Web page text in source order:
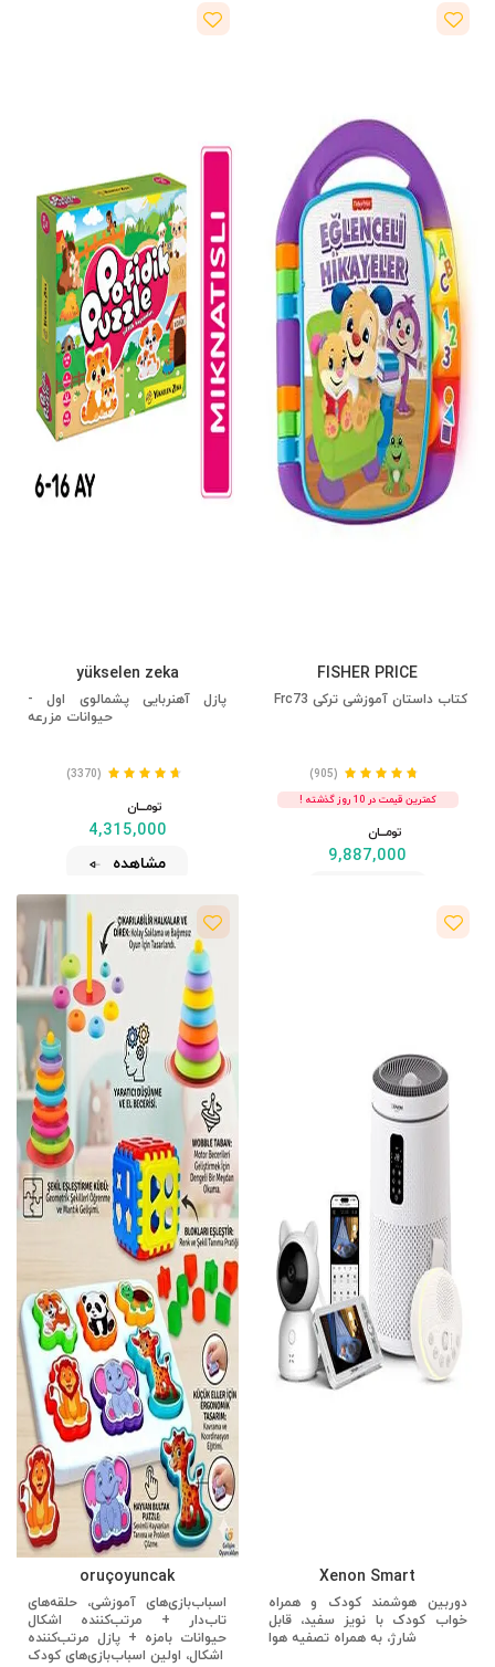
FISHER PRICE
کتاب داستان آموزشی ترکی Frc73
(905)
کمترین قیمت در 10 روز گذشته !
تومــــــان
9,887,000
yükselen zeka
پازل آهنربایی پشمالوی اول -
حیوانات مزرعه
(3370)
تومــــــان
4,315,000
مشاهده
Xenon Smart
دوربین هوشمند کودک و همراه
خواب کودک با نویز سفید، قابل
شارژ، به همراه تصفیه هوا
oruçoyuncak
اسباب‌بازی‌های آموزشی، حلقه‌های
تاب‌دار + مرتب‌کننده اشکال
حیوانات بامزه + پازل مرتب‌کننده
اشکال، اولین اسباب‌بازی‌های کودک